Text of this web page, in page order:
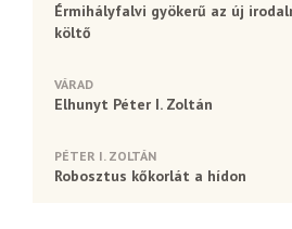
Érmihályfalvi gyökerű az új
költő
VÁRAD
Elhunyt Péter I. Zoltán
PÉTER I. ZOLTÁN
Robosztus kőkorlát a hídon